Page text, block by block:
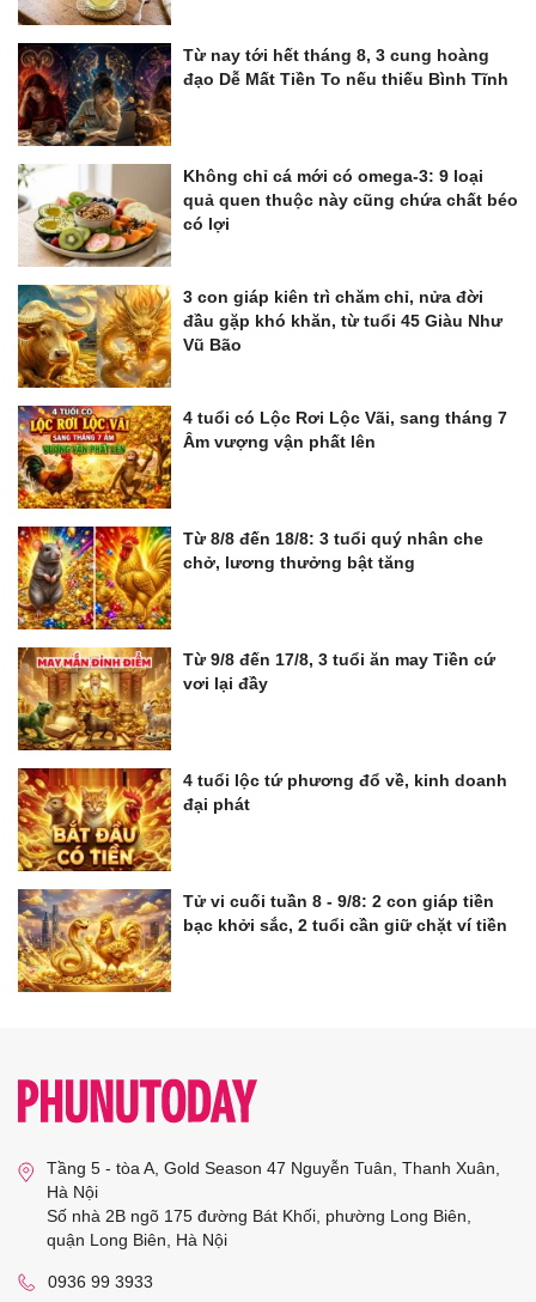
Từ nay tới hết tháng 8, 3 cung hoàng
đạo Dễ Mất Tiền To nếu thiếu Bình Tĩnh
Không chỉ cá mới có omega-3: 9 loại
quả quen thuộc này cũng chứa chất béo
có lợi
3 con giáp kiên trì chăm chỉ, nửa đời
đầu gặp khó khăn, từ tuổi 45 Giàu Như
Vũ Bão
4 tuổi có Lộc Rơi Lộc Vãi, sang tháng 7
Âm vượng vận phất lên
Từ 8/8 đến 18/8: 3 tuổi quý nhân che
chở, lương thưởng bật tăng
Từ 9/8 đến 17/8, 3 tuổi ăn may Tiền cứ
vơi lại đầy
4 tuổi lộc tứ phương đổ về, kinh doanh
đại phát
Tử vi cuối tuần 8 - 9/8: 2 con giáp tiền
bạc khởi sắc, 2 tuổi cần giữ chặt ví tiền
Tầng 5 - tòa A, Gold Season 47 Nguyễn Tuân, Thanh Xuân,
Hà Nội
Số nhà 2B ngõ 175 đường Bát Khối, phường Long Biên,
quận Long Biên, Hà Nội
0936 99 3933